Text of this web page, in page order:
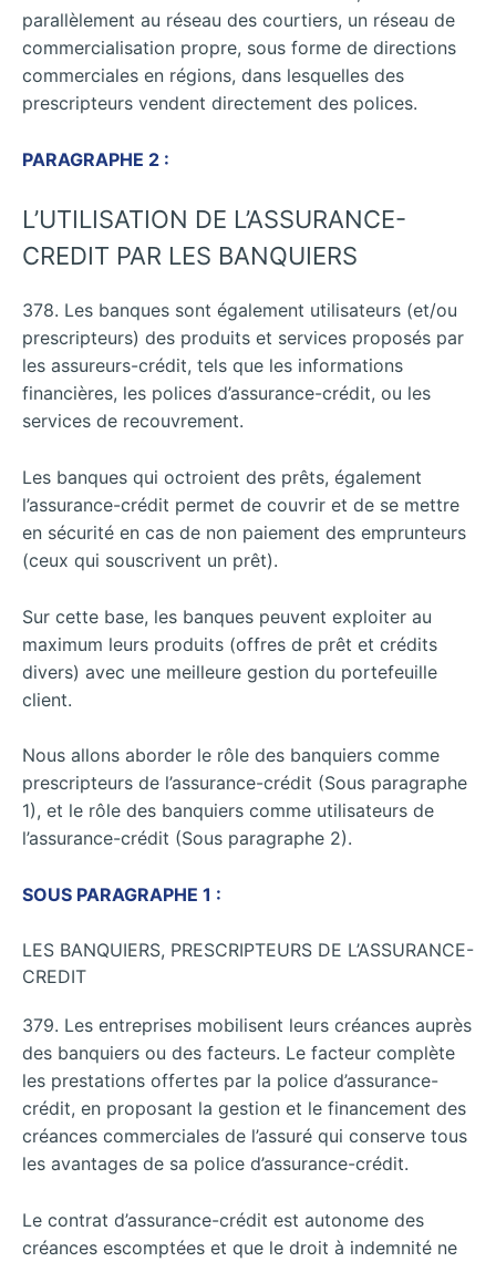
parallèlement au réseau des courtiers, un réseau de
commercialisation propre, sous forme de directions
commerciales en régions, dans lesquelles des
prescripteurs vendent directement des polices.
PARAGRAPHE 2 :
L’UTILISATION DE L’ASSURANCE-
CREDIT PAR LES BANQUIERS
378. Les banques sont également utilisateurs (et/ou
prescripteurs) des produits et services proposés par
les assureurs-crédit, tels que les informations
financières, les polices d’assurance-crédit, ou les
services de recouvrement.
Les banques qui octroient des prêts, également
l’assurance-crédit permet de couvrir et de se mettre
en sécurité en cas de non paiement des emprunteurs
(ceux qui souscrivent un prêt).
Sur cette base, les banques peuvent exploiter au
maximum leurs produits (offres de prêt et crédits
divers) avec une meilleure gestion du portefeuille
client.
Nous allons aborder le rôle des banquiers comme
prescripteurs de l’assurance-crédit (Sous paragraphe
1), et le rôle des banquiers comme utilisateurs de
l’assurance-crédit (Sous paragraphe 2).
SOUS PARAGRAPHE 1 :
LES BANQUIERS, PRESCRIPTEURS DE L’ASSURANCE-
CREDIT
379. Les entreprises mobilisent leurs créances auprès
des banquiers ou des facteurs. Le facteur complète
les prestations offertes par la police d’assurance-
crédit, en proposant la gestion et le financement des
créances commerciales de l’assuré qui conserve tous
les avantages de sa police d’assurance-crédit.
Le contrat d’assurance-crédit est autonome des
créances escomptées et que le droit à indemnité ne